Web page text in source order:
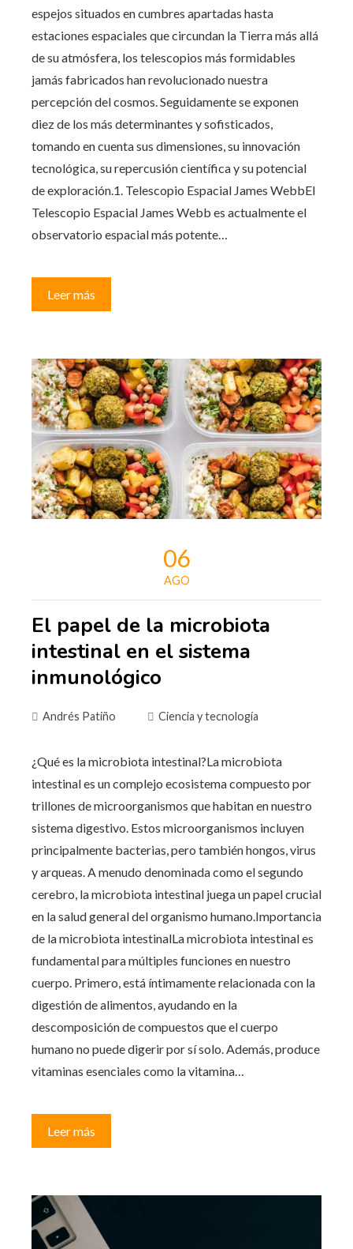
espejos situados en cumbres apartadas hasta
estaciones espaciales que circundan la Tierra más allá
de su atmósfera, los telescopios más formidables
jamás fabricados han revolucionado nuestra
percepción del cosmos. Seguidamente se exponen
diez de los más determinantes y sofisticados,
tomando en cuenta sus dimensiones, su innovación
tecnológica, su repercusión científica y su potencial
de exploración.1. Telescopio Espacial James WebbEl
Telescopio Espacial James Webb es actualmente el
observatorio espacial más potente…
Leer más
06
AGO
El papel de la microbiota
intestinal en el sistema
inmunológico
Andrés Patiño Ciencia y tecnología
¿Qué es la microbiota intestinal?La microbiota
intestinal es un complejo ecosistema compuesto por
trillones de microorganismos que habitan en nuestro
sistema digestivo. Estos microorganismos incluyen
principalmente bacterias, pero también hongos, virus
y arqueas. A menudo denominada como el segundo
cerebro, la microbiota intestinal juega un papel crucial
en la salud general del organismo humano.Importancia
de la microbiota intestinalLa microbiota intestinal es
fundamental para múltiples funciones en nuestro
cuerpo. Primero, está íntimamente relacionada con la
digestión de alimentos, ayudando en la
descomposición de compuestos que el cuerpo
humano no puede digerir por sí solo. Además, produce
vitaminas esenciales como la vitamina…
Leer más